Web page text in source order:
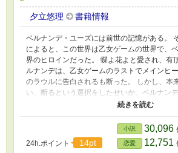
夕立悠理 書籍情報
ベルナンデ・ユーズには前世の記憶がある。
によると、この世界は乙女ゲームの世界で、
界のヒロインだった。 蝶よ花よと愛され、有
ルナンデは、乙女ゲームのラストでメインヒ
のラウルに告白されるも断った。 しかし、本
い、断るという選択をしたせいか、ベルナン
聞こえる。 『愛されイージーモードはサービ
ただいまより、嫌われハードモードを開始し
スを最後に、ベルナンデは意識を失う。 次に
ルナンデは、ラウルの妃になっていた。 なん
ピーエンドに移行しただけか。 そうほっとし
24h.ポイント 14pt
小説 30,096
恋愛 12,751